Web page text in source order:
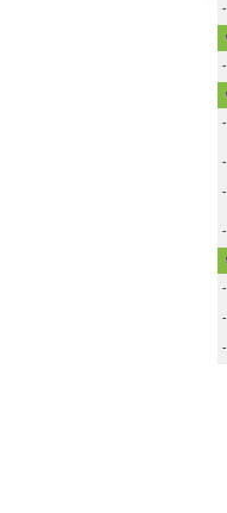
-
-
-
-
-
-
-
-
-